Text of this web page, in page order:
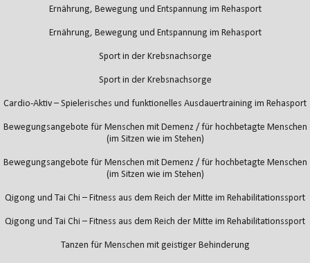
Ernährung, Bewegung und Entspannung im Rehasport
Ernährung, Bewegung und Entspannung im Rehasport
Sport in der Krebsnachsorge
Sport in der Krebsnachsorge
Cardio-Aktiv – Spielerisches und funktionelles Ausdauertraining im Rehasport
Bewegungsangebote für Menschen mit Demenz / für hochbetagte Menschen
(im Sitzen wie im Stehen)
Bewegungsangebote für Menschen mit Demenz / für hochbetagte Menschen
(im Sitzen wie im Stehen)
Qigong und Tai Chi – Fitness aus dem Reich der Mitte im Rehabilitationssport
Qigong und Tai Chi – Fitness aus dem Reich der Mitte im Rehabilitationssport
Tanzen für Menschen mit geistiger Behinderung